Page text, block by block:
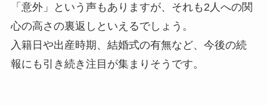
「意外」という声もありますが、それも2人への関
心の高さの裏返しといえるでしょう。
入籍日や出産時期、結婚式の有無など、今後の続
報にも引き続き注目が集まりそうです。